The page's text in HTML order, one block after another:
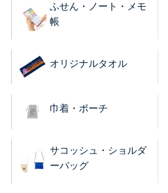
ふせん・ノート・メモ
帳
オリジナルタオル
巾着・ポーチ
サコッシュ・ショルダ
ーバッグ